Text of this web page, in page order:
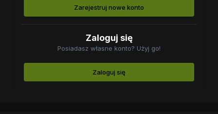
Zarejestruj nowe konto
Zaloguj się
Posiadasz własne konto? Użyj go!
Zaloguj się